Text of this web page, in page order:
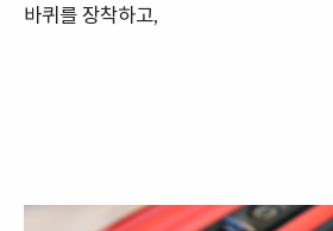
바퀴를 장착하고,